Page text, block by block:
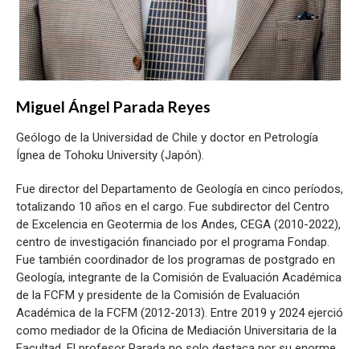
Miguel Ángel Parada Reyes
Geólogo de la Universidad de Chile y doctor en Petrología
Ígnea de Tohoku University (Japón).
Fue director del Departamento de Geología en cinco períodos,
totalizando 10 años en el cargo. Fue subdirector del Centro
de Excelencia en Geotermia de los Andes, CEGA (2010-2022),
centro de investigación financiado por el programa Fondap.
Fue también coordinador de los programas de postgrado en
Geología, integrante de la Comisión de Evaluación Académica
de la FCFM y presidente de la Comisión de Evaluación
Académica de la FCFM (2012-2013). Entre 2019 y 2024 ejerció
como mediador de la Oficina de Mediación Universitaria de la